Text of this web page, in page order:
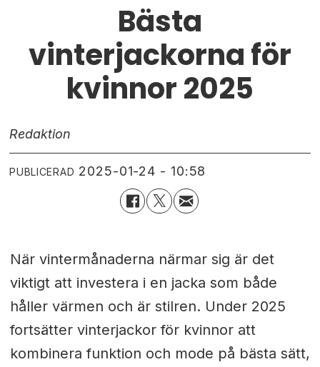
Bästa
vinterjackorna för
kvinnor 2025
Redaktion
PUBLICERAD 2025-01-24 - 10:58
När vintermånaderna närmar sig är det
viktigt att investera i en jacka som både
håller värmen och är stilren. Under 2025
fortsätter vinterjackor för kvinnor att
kombinera funktion och mode på bästa sätt,